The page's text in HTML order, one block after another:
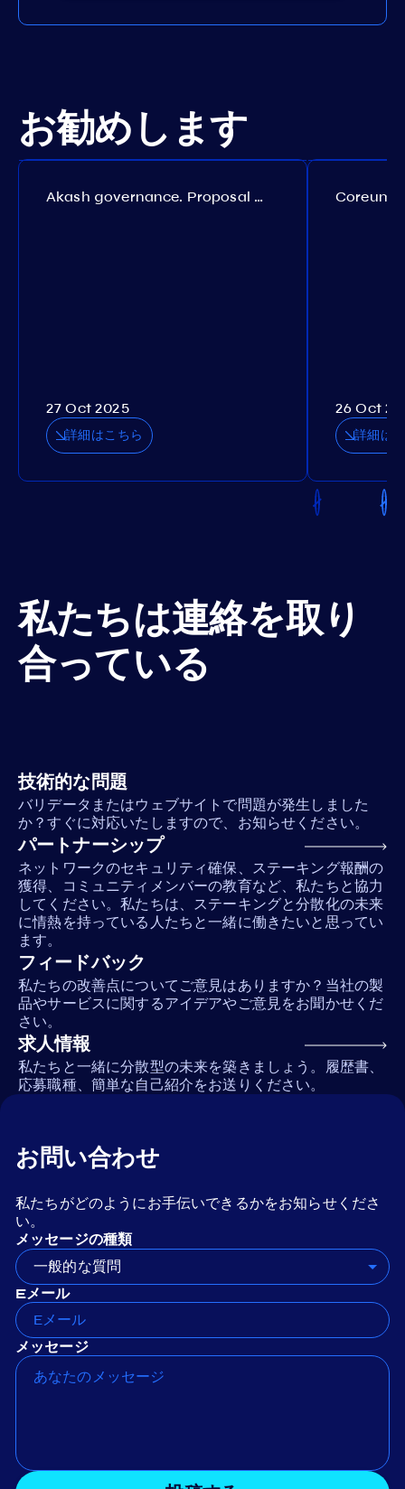
お勧めします
Akash governance. Proposal №308
27 Oct 2025
詳細はこちら
26 Oct
詳細は
私たちは連絡を取り
合っている
技術的な問題
バリデータまたはウェブサイトで問題が発生しました
か？すぐに対応いたしますので、お知らせください。
パートナーシップ
ネットワークのセキュリティ確保、ステーキング報酬の
獲得、コミュニティメンバーの教育など、私たちと協力
してください。私たちは、ステーキングと分散化の未来
に情熱を持っている人たちと一緒に働きたいと思ってい
ます。
フィードバック
私たちの改善点についてご意見はありますか？当社の製
品やサービスに関するアイデアやご意見をお聞かせくだ
さい。
求人情報
私たちと一緒に分散型の未来を築きましょう。履歴書、
応募職種、簡単な自己紹介をお送りください。
お問い合わせ
私たちがどのようにお手伝いできるかをお知らせくださ
い。
メッセージの種類
一般的な質問
Eメール
メッセージ